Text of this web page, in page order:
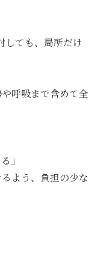
しても、局所だけ
呼吸まで含めて全
」
よう、負担の少な